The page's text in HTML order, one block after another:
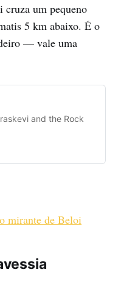
cruza um pequeno
5 km abaixo. É o
— vale uma
and the Rock
mirante de Beloi